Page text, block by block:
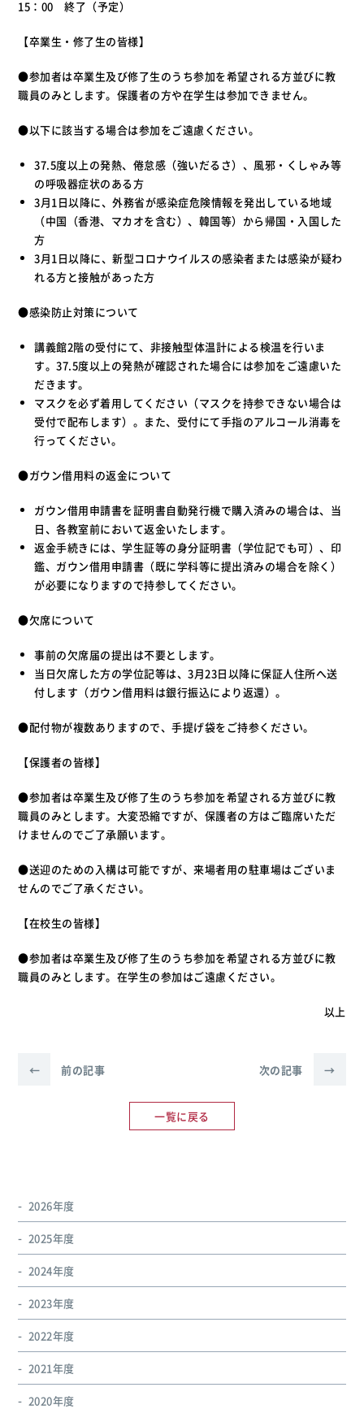
15：00 終了（予定）
【卒業生・修了生の皆様】
●参加者は卒業生及び修了生のうち参加を希望される方並びに教
職員のみとします。保護者の方や在学生は参加できません。
●以下に該当する場合は参加をご遠慮ください。
37.5度以上の発熱、倦怠感（強いだるさ）、風邪・くしゃみ等
の呼吸器症状のある方
3月1日以降に、外務省が感染症危険情報を発出している地域
（中国（香港、マカオを含む）、韓国等）から帰国・入国した
方
3月1日以降に、新型コロナウイルスの感染者または感染が疑わ
れる方と接触があった方
●感染防止対策について
講義館2階の受付にて、非接触型体温計による検温を行いま
す。37.5度以上の発熱が確認された場合には参加をご遠慮いた
だきます。
マスクを必ず着用してください（マスクを持参できない場合は
受付で配布します）。また、受付にて手指のアルコール消毒を
行ってください。
●ガウン借用料の返金について
ガウン借用申請書を証明書自動発行機で購入済みの場合は、当
日、各教室前において返金いたします。
返金手続きには、学生証等の身分証明書（学位記でも可）、印
鑑、ガウン借用申請書（既に学科等に提出済みの場合を除く）
が必要になりますので持参してください。
●欠席について
事前の欠席届の提出は不要とします。
当日欠席した方の学位記等は、3月23日以降に保証人住所へ送
付します（ガウン借用料は銀行振込により返還）。
●配付物が複数ありますので、手提げ袋をご持参ください。
【保護者の皆様】
●参加者は卒業生及び修了生のうち参加を希望される方並びに教
職員のみとします。大変恐縮ですが、保護者の方はご臨席いただ
けませんのでご了承願います。
●送迎のための入構は可能ですが、来場者用の駐車場はございま
せんのでご了承ください。
【在校生の皆様】
●参加者は卒業生及び修了生のうち参加を希望される方並びに教
職員のみとします。在学生の参加はご遠慮ください。
以上
← 前の記事
一覧に戻る
次の記事 →
2026年度
2025年度
2024年度
2023年度
2022年度
2021年度
2020年度